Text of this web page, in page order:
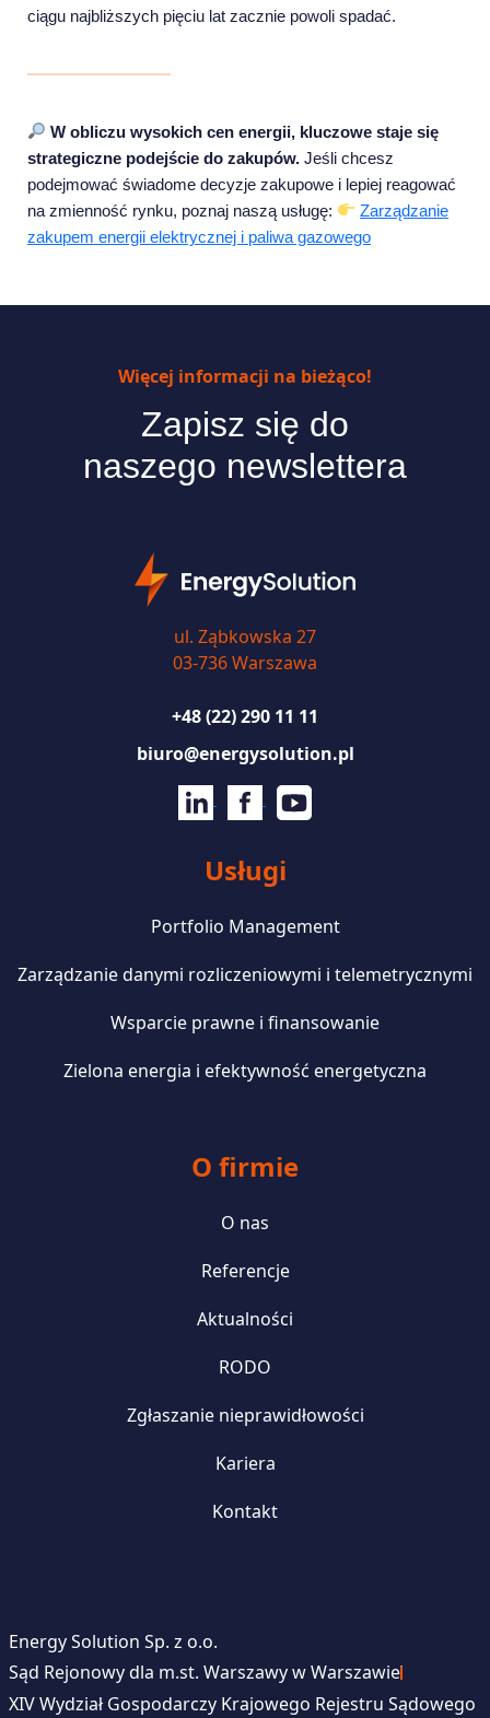
ciągu najbliższych pięciu lat zacznie powoli spadać.
W obliczu wysokich cen energii, kluczowe staje się
strategiczne podejście do zakupów. Jeśli chcesz
podejmować świadome decyzje zakupowe i lepiej reagować
na zmienność rynku, poznaj naszą usługę:
Zarządzanie
zakupem energii elektrycznej i paliwa gazowego
Więcej informacji na bieżąco!
Zapisz się do
naszego newslettera
ul. Ząbkowska 27
03-736 Warszawa
+48 (22) 290 11 11
biuro@energysolution.pl
Usługi
Portfolio Management
Zarządzanie danymi rozliczeniowymi i telemetrycznymi
Wsparcie prawne i finansowanie
Zielona energia i efektywność energetyczna
O firmie
O nas
Referencje
Aktualności
RODO
Zgłaszanie nieprawidłowości
Kariera
Kontakt
Energy Solution Sp. z o.o.
Sąd Rejonowy dla m.st. Warszawy w Warszawie
XIV Wydział Gospodarczy Krajowego Rejestru Sądowego